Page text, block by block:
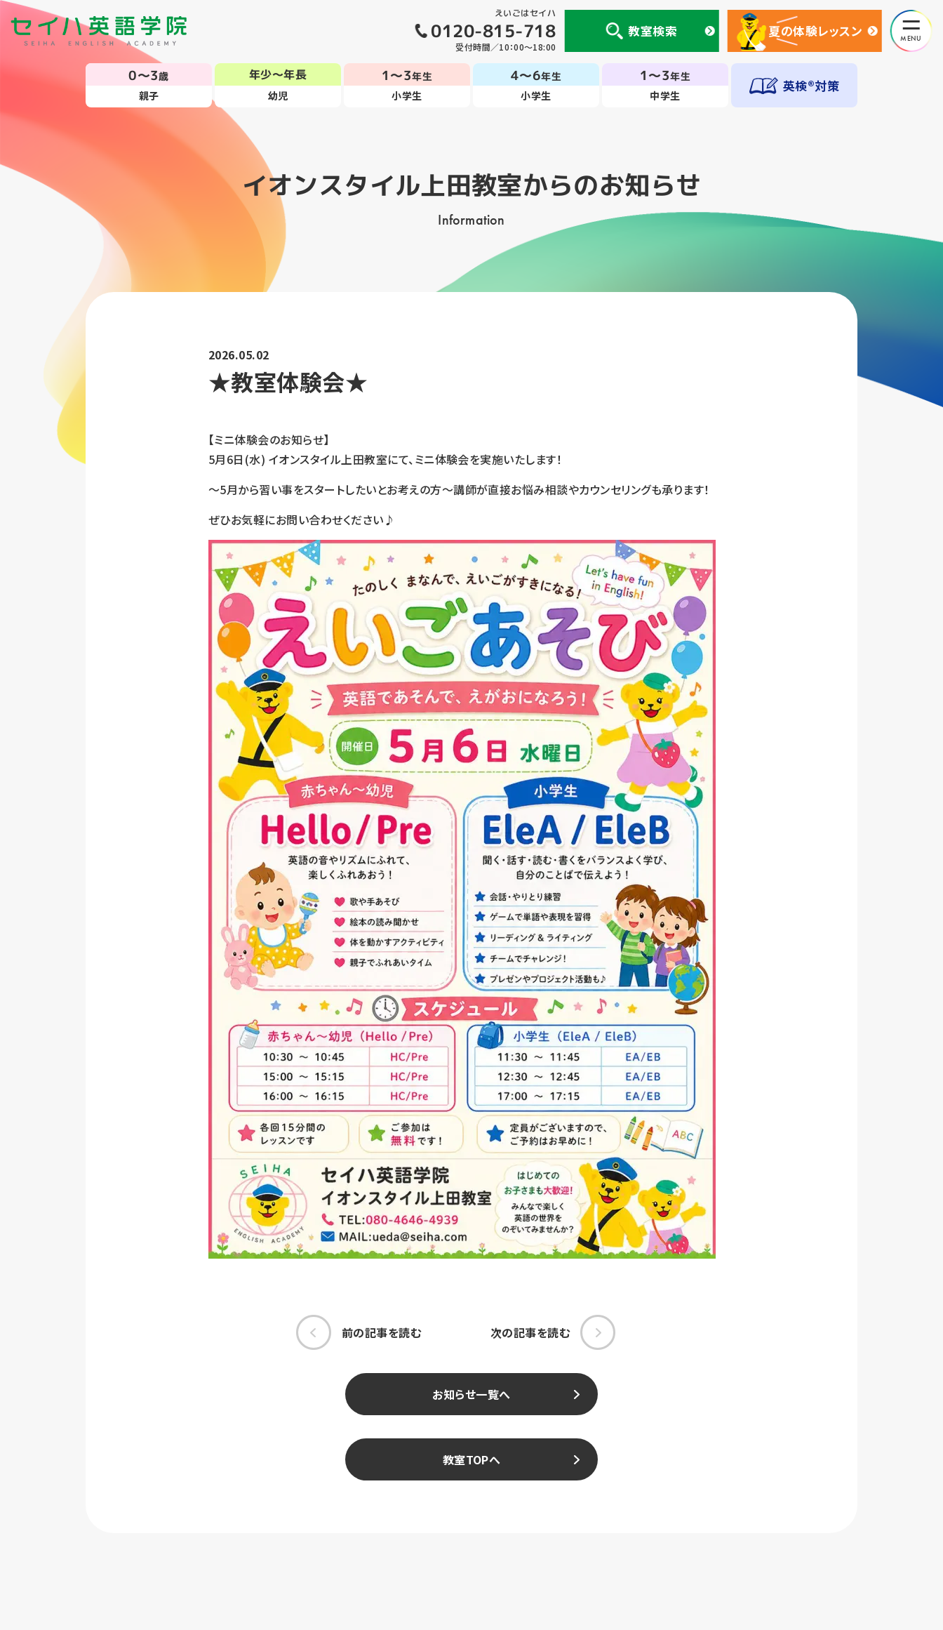
えいごはセイハ
0120-815-718
受付時間／10：00～18:00
教室検索
夏の体験レッスン
夏の体験レッスン
0～3歳
親子
年少～年長
幼児
1～3年生
小学生
4～6年生
小学生
1～3年生
中学生
英検®対策
イオンスタイル上田教室からのお知らせ
Information
2026.05.02
★教室体験会★
【ミニ体験会のお知らせ】
5月6日(水) イオンスタイル上田教室にて、ミニ体験会を実施いたします！
〜5月から習い事をスタートしたいとお考えの方〜講師が直接お悩み相談やカウンセリングも承ります！
ぜひお気軽にお問い合わせください♪
前の記事を読む 次の記事を読む
お知らせ一覧へ
教室TOPへ